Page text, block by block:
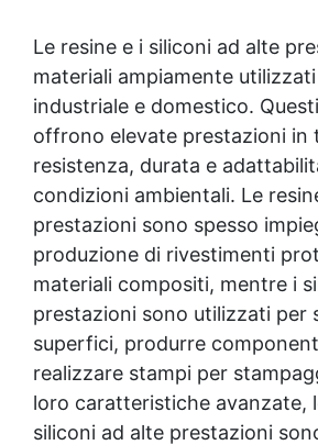
Le resine e i siliconi ad alte
materiali ampiamente
industriale e domestico.
offrono elevate prestazioni in
resistenza, durata e
condizioni ambientali. Le
prestazioni sono spesso
produzione di rivestimenti
materiali compositi, mentre i
prestazioni sono utilizzati per
superfici, produrre
realizzare stampi per
loro caratteristiche avanzate,
siliconi ad alte prestazioni